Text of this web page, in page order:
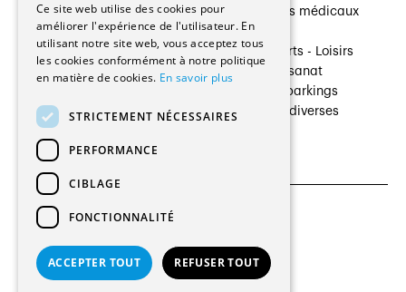
Entreprises générales
Ingénieurs et mandataires
Fabricants / Fournisseurs
Régies immobilières
Gestion PPE
Établissements médicaux
Villas
Cultures - Sports - Loisirs
Industrie - Artisanat
Transports et parkings
Constructions diverses
© 2026 Tous droits réservés
CGU et Politique de confidentialités
Ce site web utilise des cookies pour
améliorer l'expérience de l'utilisateur. En
utilisant notre site web, vous acceptez tous
les cookies conformément à notre politique
en matière de cookies. En savoir plus
STRICTEMENT NÉCESSAIRES
PERFORMANCE
CIBLAGE
FONCTIONNALITÉ
ACCEPTER TOUT REFUSER TOUT